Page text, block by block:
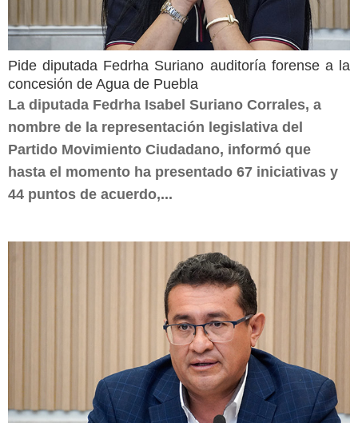
Pide diputada Fedrha Suriano auditoría forense a la
concesión de Agua de Puebla
La diputada Fedrha Isabel Suriano Corrales, a
nombre de la representación legislativa del
Partido Movimiento Ciudadano, informó que
hasta el momento ha presentado 67 iniciativas y
44 puntos de acuerdo,...